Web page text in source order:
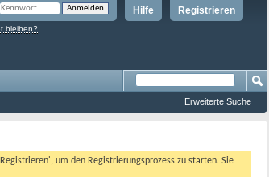
Registrieren
Hilfe
bleiben?
Erweiterte Suche
um den Registrierungsprozess zu starten. Sie